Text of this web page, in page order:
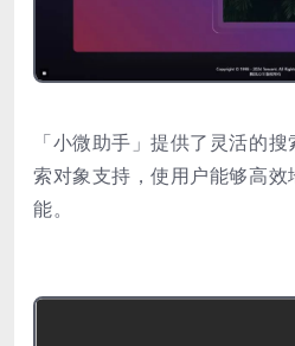
「小微助手」提供了灵活的
索对象支持，使用户能够高
能。